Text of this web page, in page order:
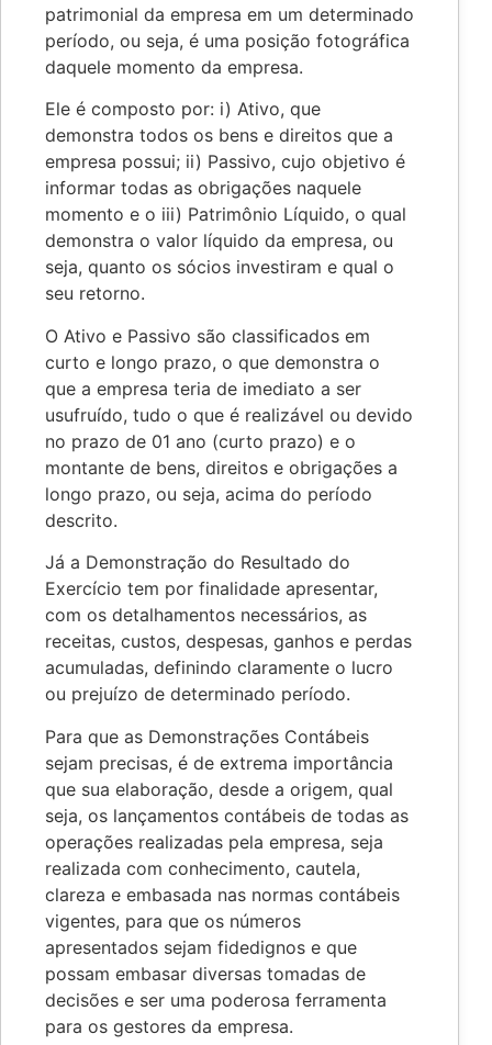
patrimonial da empresa em um determinado
período, ou seja, é uma posição fotográfica
daquele momento da empresa.
Ele é composto por: i) Ativo, que
demonstra todos os bens e direitos que a
empresa possui; ii) Passivo, cujo objetivo é
informar todas as obrigações naquele
momento e o iii) Patrimônio Líquido, o qual
demonstra o valor líquido da empresa, ou
seja, quanto os sócios investiram e qual o
seu retorno.
O Ativo e Passivo são classificados em
curto e longo prazo, o que demonstra o
que a empresa teria de imediato a ser
usufruído, tudo o que é realizável ou devido
no prazo de 01 ano (curto prazo) e o
montante de bens, direitos e obrigações a
longo prazo, ou seja, acima do período
descrito.
Já a Demonstração do Resultado do
Exercício tem por finalidade apresentar,
com os detalhamentos necessários, as
receitas, custos, despesas, ganhos e perdas
acumuladas, definindo claramente o lucro
ou prejuízo de determinado período.
Para que as Demonstrações Contábeis
sejam precisas, é de extrema importância
que sua elaboração, desde a origem, qual
seja, os lançamentos contábeis de todas as
operações realizadas pela empresa, seja
realizada com conhecimento, cautela,
clareza e embasada nas normas contábeis
vigentes, para que os números
apresentados sejam fidedignos e que
possam embasar diversas tomadas de
decisões e ser uma poderosa ferramenta
para os gestores da empresa.